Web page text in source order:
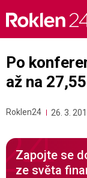
content
Po
až na
Roklen24 26. 3.
Zapojte se
ze světa